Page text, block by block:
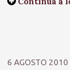
6 AGOSTO 2010